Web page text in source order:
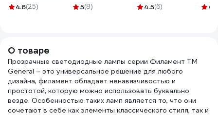
4.6(25)
Terminator Izt
5(8)
001BK-E14
4.5(6)
Е144.3
О товаре
Прозрачные светодиодные лампы серии Филамент TM
General – это универсальное решение для любого
дизайна, филамент обладает ненавязчивостью и
простотой, которую можно использовать буквально
везде. Особенностью таких ламп является то, что они
сочетают в себе как элементы классического стиля, так и